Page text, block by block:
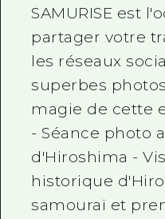
SAMURISE est
partager votre
les réseaux
superbes
magie de cette
- Séance photo
d'Hiroshima -
historique
samouraï et